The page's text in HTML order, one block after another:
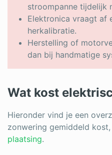
stroompanne tijdelijk
Elektronica vraagt af
herkalibratie.
Herstelling of
dan bij handmatige
Wat kost
Hieronder vind je een
zonwering gemiddeld
plaatsing.